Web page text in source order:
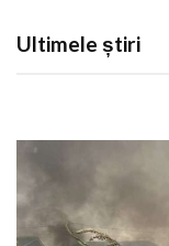
Ultimele știri